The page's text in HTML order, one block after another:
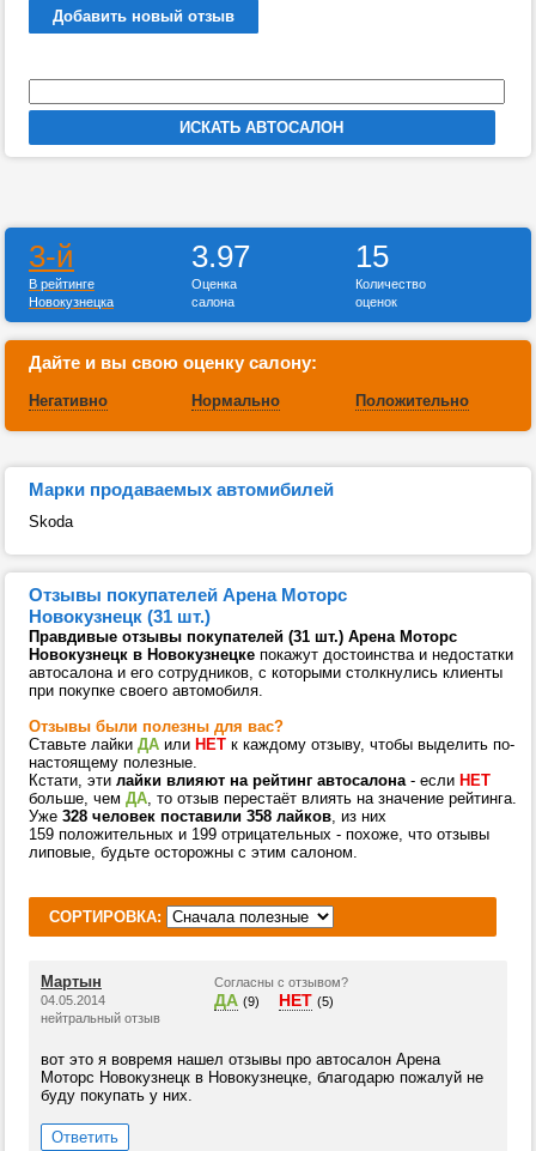
Добавить новый отзыв
3-й
В рейтинге
Новокузнецка
3.97
Оценка
салона
15
Количество
оценок
Дайте и вы свою оценку салону:
Негативно Нормально Положительно
Марки продаваемых автомибилей
Skoda
Отзывы покупателей Арена Моторс
Новокузнецк (31 шт.)
Правдивые отзывы покупателей (31 шт.) Арена Моторс
Новокузнецк в Новокузнецке покажут достоинства и недостатки
автосалона и его сотрудников, с которыми столкнулись клиенты
при покупке своего автомобиля.
Отзывы были полезны для вас?
Ставьте лайки ДА или НЕТ к каждому отзыву, чтобы выделить по-
настоящему полезные.
Кстати, эти лайки влияют на рейтинг автосалона- если НЕТ
больше, чем ДА, то отзыв перестаёт влиять на значение рейтинга.
Уже 328 человек поставили 358 лайков, из них
159 положительных и 199 отрицательных - похоже, что отзывы
липовые, будьте осторожны с этим салоном.
СОРТИРОВКА:
Мартын
04.05.2014
нейтральный отзыв
Согласны с отзывом?
ДА (9) НЕТ (5)
вот это я вовремя нашел отзывы про автосалон Арена
Моторс Новокузнецк в Новокузнецке, благодарю пожалуй не
буду покупать у них.
Ответить